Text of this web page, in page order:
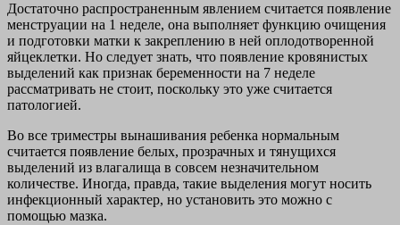
Достаточно распространенным явлением считается появление
менструации на 1 неделе, она выполняет функцию очищения
и подготовки матки к закреплению в ней оплодотворенной
яйцеклетки. Но следует знать, что появление кровянистых
выделений как признак беременности на 7 неделе
рассматривать не стоит, поскольку это уже считается
патологией.
Во все триместры вынашивания ребенка нормальным
считается появление белых, прозрачных и тянущихся
выделений из влагалища в совсем незначительном
количестве. Иногда, правда, такие выделения могут носить
инфекционный характер, но установить это можно с
помощью мазка.